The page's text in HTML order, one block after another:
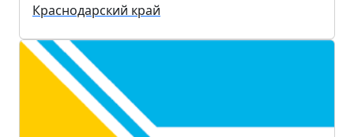
Краснодарский край